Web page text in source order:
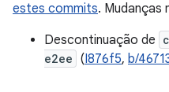
estes commits. Mudanças
Descontinuação de
e2ee (I876f5, b/